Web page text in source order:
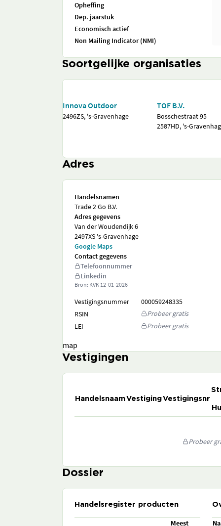
Opheffing
Dep. jaarstuk
Economisch actief
Non Mailing Indicator (NMI)
Soortgelijke organisaties
Innova Outdoor
2496ZS, 's-Gravenhage
TOF B.V.
Bosschestraat 95
2587HD, 's-
Adres
Handelsnamen
Trade 2 Go B.V.
Adres gegevens
Van der Woudendijk 6
2497XS 's-Gravenhage
Google Maps
Contact gegevens
Telefoonnummer
Linkedin
Bron: KVK 12-01-2026
Vestigingsnummer
000059248335
RSIN
Probeer gratis
LEI
Probeer gratis
map
Vestigingen
HandelsnaamVestigingVestigingsnr
Probeer
Dossier
Handelsregister producten
Meest